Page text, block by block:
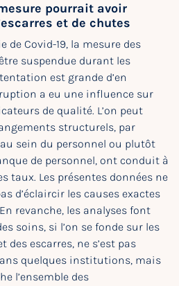
pourrait avoir
et de chutes
de Covid-19, la mesure des
suspendue durant les
est grande d’en
a eu une influence sur
de qualité. L’on peut
structurels, par
sein du personnel ou plutôt
de personnel, ont conduit à
taux. Les présentes données ne
d’éclaircir les causes exactes
revanche, les analyses font
soins, si l’on se fonde sur les
escarres, ne s’est pas
quelques institutions, mais
l’ensemble des